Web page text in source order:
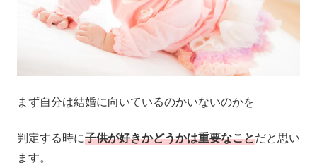
まず自分は結婚に向いているのかいないのかを
判定する時に子供が好きかどうかは重要なことだと思い
ます。